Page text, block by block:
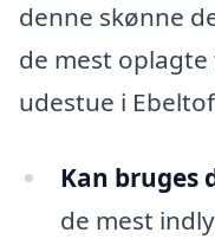
denne skønne
de mest
udestue i
Kan bruges
de mest